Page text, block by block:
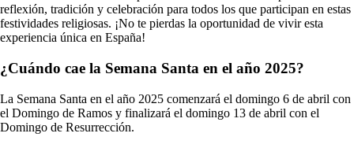
reflexión, tradición y celebración para todos los que participan en estas
festividades religiosas. ¡No te pierdas la oportunidad de vivir esta
experiencia única en España!
¿Cuándo cae la Semana Santa en el año 2025?
La Semana Santa en el año 2025 comenzará el domingo 6 de abril con
el Domingo de Ramos y finalizará el domingo 13 de abril con el
Domingo de Resurrección.